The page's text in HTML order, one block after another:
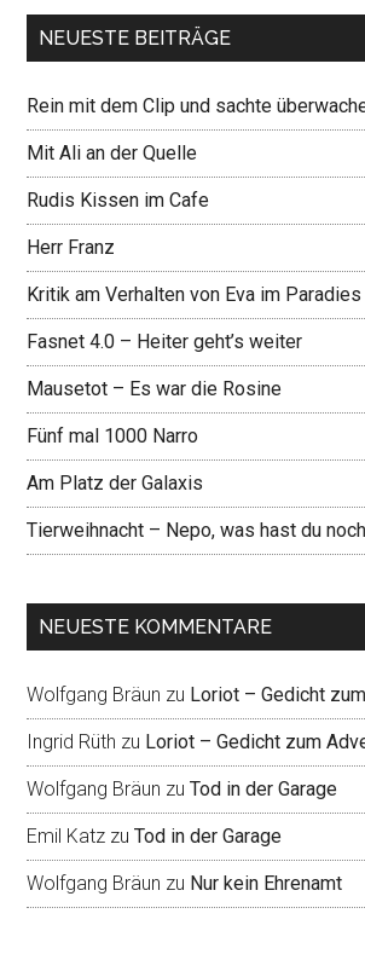
NEUESTE BEITRÄGE
Rein mit dem Clip und sachte
Mit Ali an der Quelle
Rudis Kissen im Cafe
Herr Franz
Kritik am Verhalten von Eva im
Fasnet 4.0 – Heiter geht’s weiter
Mausetot – Es war die Rosine
Fünf mal 1000 Narro
Am Platz der Galaxis
Tierweihnacht – Nepo, was hast du
NEUESTE KOMMENTARE
Wolfgang Bräun zu Loriot – Gedicht
Ingrid Rüth zu Loriot – Gedicht zum
Wolfgang Bräun zuTod in der Garage
Emil Katz zuTod in der Garage
Wolfgang Bräun zu Nur kein Ehrenamt